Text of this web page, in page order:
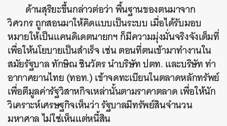
ด้านสุริยะขึ้นกล่าวต่อว่า พื้นฐานของตนมาจาก
วิศวกร ถูกสอนมาให้คิดแบบเป็นระบบ เมื่อได้รับมอบ
หมายให้เป็นแคนดิเดตนายกฯ ก็มีความมุ่งมั่นจริงจังเต็มที่
เพื่อให้นโยบายเป็นสำเร็จ เช่น ตอนที่ตนเข้ามาทำงานใน
สมัยรัฐบาล ทักษิณ ชินวัตร นำบริษัท ปตท. และบริษัท ท่า
อากาศยานไทย (ทอท.) เข้าจดทะเบียนในตลาดหลักทรัพย์
เพื่อตีมูลค่ารัฐวิสาหกิจเหล่านั้นตามราคาตลาด เพื่อให้นัก
วิเคราะห์เศรษฐกิจเห็นว่า รัฐบาลมีทรัพย์สินจำนวน
มหาศาล ไม่ใช่เห็นแต่หนี้สิน